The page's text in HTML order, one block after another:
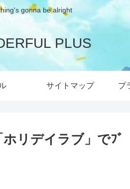
gonna be alright
PLUS
サイトマップ プ
リデイラブ」でﾌﾞ